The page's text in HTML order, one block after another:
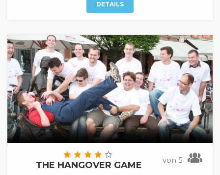
DETAILS
von 5
THE HANGOVER GAME